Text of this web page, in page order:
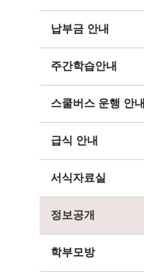
납부금 안내
주간학습안내
스쿨버스 운행 안내
급식 안내
서식자료실
정보공개
학부모방